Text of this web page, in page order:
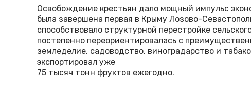
Освобождение крестьян дало мощный импульс
была завершена первая в Крыму Лозово-
способствовало структурной перестройке
постепенно переориентировалась с
земледелие, садоводство, виноградарство и
экспортировал уже
75 тысяч тонн фруктов ежегодно.